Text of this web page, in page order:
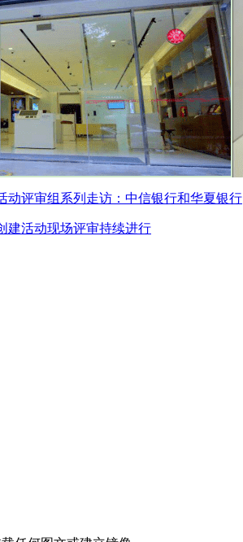
动评审组系列走访：中信银行和华夏银行
建活动现场评审持续进行